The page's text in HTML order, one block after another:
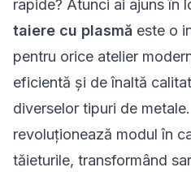
rapide? Atunci ai ajuns în
taiere cu plasmă este o
pentru orice atelier
eficientă și de înaltă
diverselor tipuri de
revoluționează modul în
tăieturile, transformând